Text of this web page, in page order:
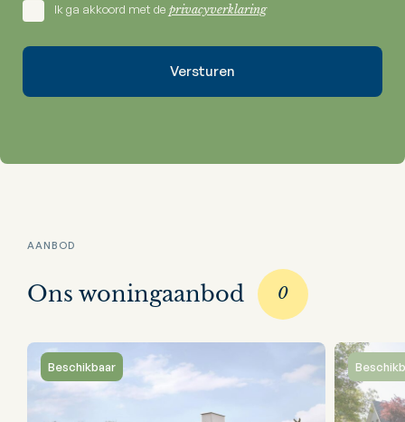
Ik ga akkoord met de privacyverklaring
AANBOD
Ons woningaanbod 0
Beschikbaar